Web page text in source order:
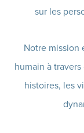
sur les
Notre mission
humain à
histoires, les